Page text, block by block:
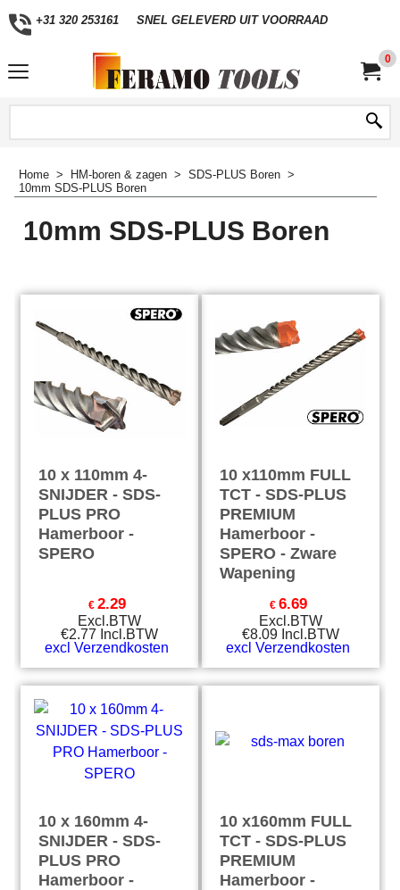
+31 320 253161 SNEL GELEVERD UIT VOORRAAD
0
Home > HM-boren & zagen > SDS-PLUS Boren >
10mm SDS-PLUS Boren
10mm SDS-PLUS Boren
10 x 110mm 4-
SNIJDER - SDS-
PLUS PRO
Hamerboor -
SPERO
€ 2.29
Excl.BTW
€2.77 Incl.BTW
excl Verzendkosten
10 x110mm FULL
TCT - SDS-PLUS
PREMIUM
Hamerboor -
SPERO - Zware
Wapening
€ 6.69
Excl.BTW
€8.09 Incl.BTW
excl Verzendkosten
10 x 160mm 4-
SNIJDER - SDS-
PLUS PRO
Hamerboor -
10 x160mm FULL
TCT - SDS-PLUS
PREMIUM
Hamerboor -